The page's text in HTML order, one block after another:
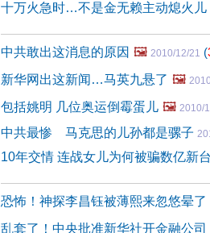
十万火急时…不是金无赖主动熄火儿
中共敢出这消息的原因 🖼️ 2010/12/21 (
新华网出这新闻…马英九悬了 🖼️
包括姚明 几位奥运倒霉蛋儿 🖼️ 2010/
中共最惨 马克思的儿孙都是骡子
10年交情 连战女儿为何被骗数亿新
恐怖！神探李昌钰被薄熙来忽悠晕了
乱套了！中央批准新华社开金融公司